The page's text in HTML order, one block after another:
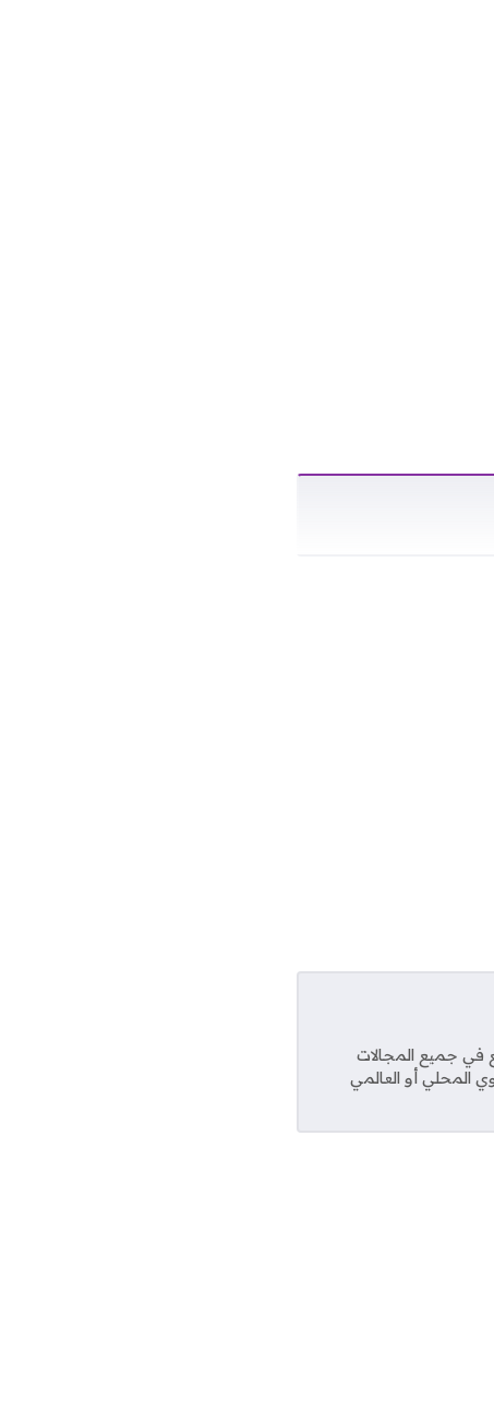
من المواقع في جميع المجالات
المحلي أو العالمي